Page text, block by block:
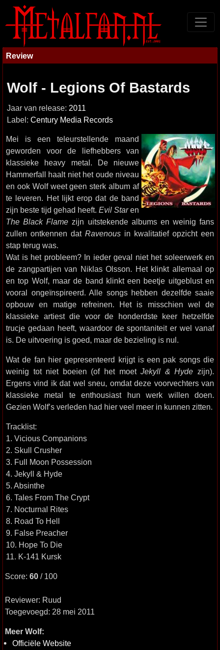
Review
Wolf - Legions Of Bastards
Jaar van release: 2011
Label: Century Media Records
Mei is een teleurstellende maand
geworden voor de liefhebbers van
klassieke heavy metal. De nieuwe
Hammerfall haalt niet het oude niveau
en ook Wolf weet geen sterk album af
te leveren. Het lijkt erop dat de band
zijn beste tijd gehad heeft. Evil Staren
The Black Flame zijn uitstekende albums en weinig fans
zullen ontkennen dat Ravenous in kwalitatief opzicht een
stap terug was.
Wat is het probleem? In ieder geval niet het soleerwerk en
de zangpartijen van Niklas Olsson. Het klinkt allemaal op
en top Wolf, maar de band klinkt een beetje uitgeblust en
vooral ongeïnspireerd. Alle songs hebben dezelfde saaie
opbouw en matige refreinen. Het is misschien wel de
klassieke artiest die voor de honderdste keer hetzelfde
trucje gedaan heeft, waardoor de spontaniteit er wel vanaf
is. De uitvoering is goed, maar de bezieling is nul.
Wat de fan hier gepresenteerd krijgt is een pak songs die
weinig tot niet boeien (of het moetJekyll & Hyde zijn).
Ergens vind ik dat wel sneu, omdat deze voorvechters van
klassieke metal te enthousiast hun werk willen doen.
Gezien Wolf’s verleden had hier veel meer in kunnen zitten.
Tracklist:
1. Vicious Companions
2. Skull Crusher
3. Full Moon Possession
4. Jekyll & Hyde
5. Absinthe
6. Tales From The Crypt
7. Nocturnal Rites
8. Road To Hell
9. False Preacher
10. Hope To Die
11. K-141 Kursk
Score: 60 / 100
Reviewer: Ruud
Toegevoegd: 28 mei 2011
Meer Wolf:
Officiële Website